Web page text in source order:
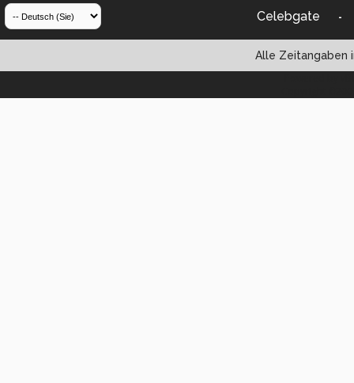
Celebgate -
Alle Zeitangaben